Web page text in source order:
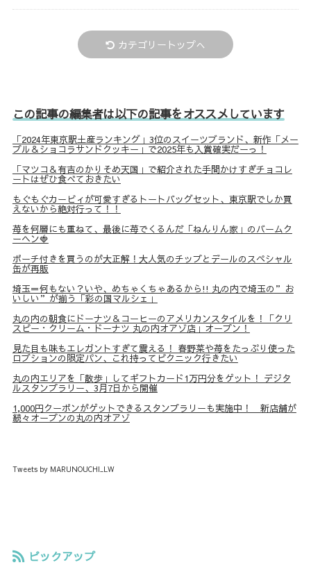
カテゴリートップへ
この記事の編集者は以下の記事をオススメしています
「2024年東京駅土産ランキング」3位のスイーツブランド、新作「メー
プル＆ショコラサンドクッキー」で2025年も入賞確実だーっ！
「マツコ＆有吉のかりそめ天国」で紹介された手間かけすぎチョコレ
ートはぜひ食べておきたい
もぐもぐカービィが可愛すぎるトートバッグセット、東京駅でしか買
えないから絶対行って！！
苺を何層にも重ねて、最後に苺でくるんだ「ねんりん家」のバームク
ーヘン🍓
ポーチ付きを買うのが大正解！大人気のチップとデールのスペシャル
缶が再販
埼玉＝何もない？いや、めちゃくちゃあるから!! 丸の内で埼玉の”お
いしい”が揃う「彩の国マルシェ」
丸の内の朝食にドーナツ＆コーヒーのアメリカンスタイルを！「クリ
スピー・クリーム・ドーナツ 丸の内オアゾ店」オープン！
見た目も味もエレガントすぎて震える！ 春野菜や苺をたっぷり使った
ロブションの限定パン、これ持ってピクニック行きたい
丸の内エリアを「散歩」してギフトカード1万円分をゲット！ デジタ
ルスタンプラリー、3月7日から開催
1,000円クーポンがゲットできるスタンプラリーも実施中！ 新店舗が
続々オープンの丸の内オアゾ
Tweets by MARUNOUCHI_LW
ピックアップ